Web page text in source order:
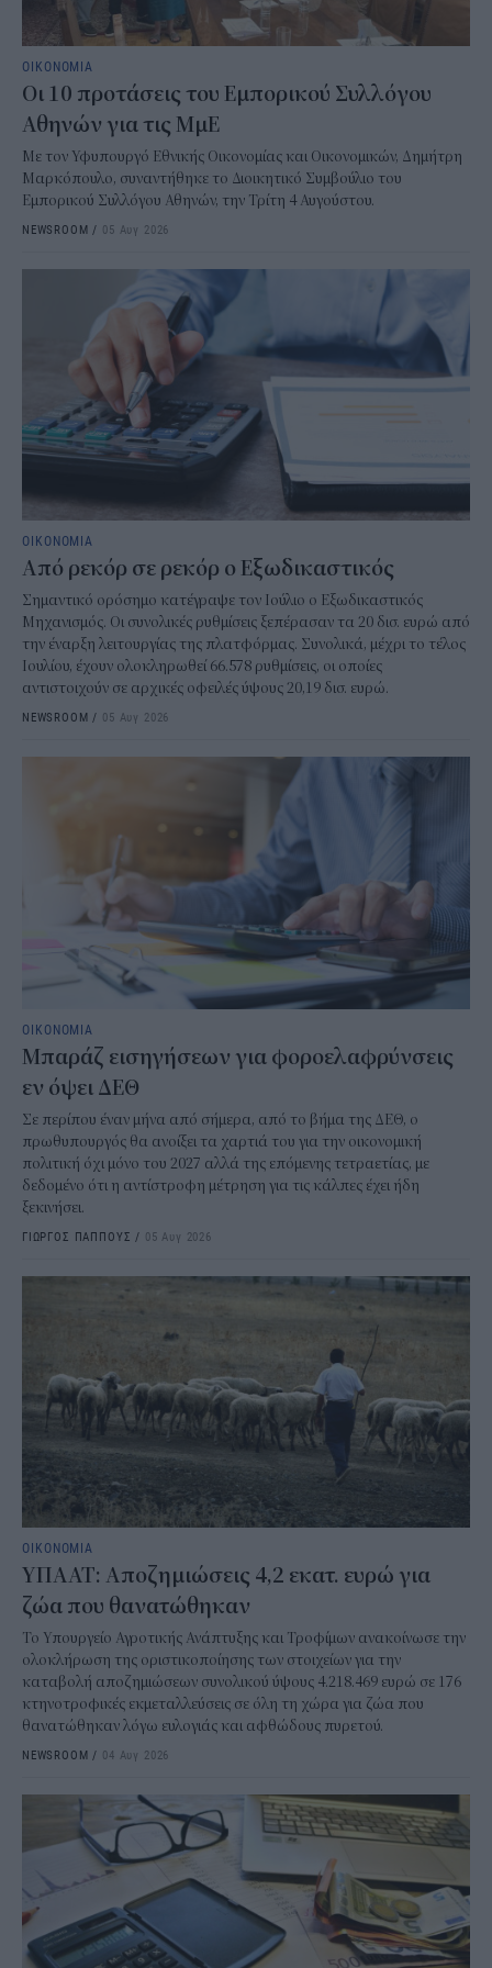
ΟΙΚΟΝΟΜΙΑ
Οι 10 προτάσεις του Εμπορικού Συλλόγου
Αθηνών για τις ΜμΕ
Με τον Υφυπουργό Εθνικής Οικονομίας και Οικονομικών, Δημήτρη
Μαρκόπουλο, συναντήθηκε το Διοικητικό Συμβούλιο του
Εμπορικού Συλλόγου Αθηνών, την Τρίτη 4 Αυγούστου.
NEWSROOM / 05 Αυγ 2026
ΟΙΚΟΝΟΜΙΑ
Από ρεκόρ σε ρεκόρ ο Εξωδικαστικός
Σημαντικό ορόσημο κατέγραψε τον Ιούλιο ο Εξωδικαστικός
Μηχανισμός. Οι συνολικές ρυθμίσεις ξεπέρασαν τα 20 δισ. ευρώ από
την έναρξη λειτουργίας της πλατφόρμας. Συνολικά, μέχρι το τέλος
Ιουλίου, έχουν ολοκληρωθεί 66.578 ρυθμίσεις, οι οποίες
αντιστοιχούν σε αρχικές οφειλές ύψους 20,19 δισ. ευρώ.
NEWSROOM / 05 Αυγ 2026
ΟΙΚΟΝΟΜΙΑ
Μπαράζ εισηγήσεων για φοροελαφρύνσεις
εν όψει ΔΕΘ
Σε περίπου έναν μήνα από σήμερα, από το βήμα της ΔΕΘ, ο
πρωθυπουργός θα ανοίξει τα χαρτιά του για την οικονομική
πολιτική όχι μόνο του 2027 αλλά της επόμενης τετραετίας, με
δεδομένο ότι η αντίστροφη μέτρηση για τις κάλπες έχει ήδη
ξεκινήσει.
ΓΙΩΡΓΟΣ ΠΑΠΠΟΥΣ / 05 Αυγ 2026
ΟΙΚΟΝΟΜΙΑ
ΥΠΑΑΤ: Αποζημιώσεις 4,2 εκατ. ευρώ για
ζώα που θανατώθηκαν
Το Υπουργείο Αγροτικής Ανάπτυξης και Τροφίμων ανακοίνωσε την
ολοκλήρωση της οριστικοποίησης των στοιχείων για την
καταβολή αποζημιώσεων συνολικού ύψους 4.218.469 ευρώ σε 176
κτηνοτροφικές εκμεταλλεύσεις σε όλη τη χώρα για ζώα που
θανατώθηκαν λόγω ευλογιάς και αφθώδους πυρετού.
NEWSROOM / 04 Αυγ 2026